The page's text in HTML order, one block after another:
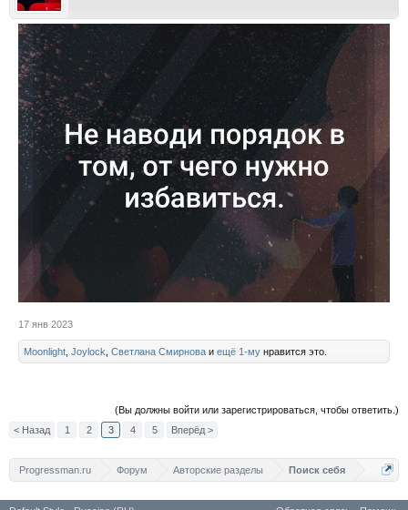
17 янв 2023
Moonlight Joylock Светлана Смирнова и ещё 1-му нравится это.
(Вы должны войти или зарегистрироваться, чтобы ответить.)
< Назад
1 2 3 4 5 Вперёд >
Progressman.ru Форум Авторские разделы Поиск себя